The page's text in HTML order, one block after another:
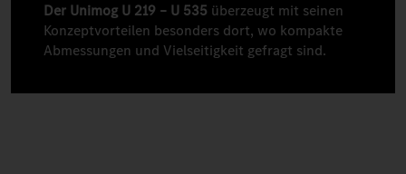
Der Unimog U 219 – U 535 überzeugt mit seinen
Konzeptvorteilen besonders dort, wo kompakte
Abmessungen und Vielseitigkeit gefragt sind.